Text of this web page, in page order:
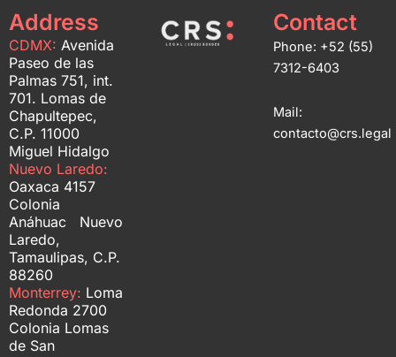
Address
CDMX: Avenida
Paseo de las
Palmas 751, int.
701. Lomas de
Chapultepec,
C.P. 11000
Miguel Hidalgo
Nuevo Laredo:
Oaxaca 4157
Colonia
Anáhuac Nuevo
Laredo,
Tamaulipas, C.P.
88260
Monterrey: Loma
Redonda 2700
Colonia Lomas
de San
Contact
Phone: +52 (55)
7312-6403
Mail:
contacto@crs.legal